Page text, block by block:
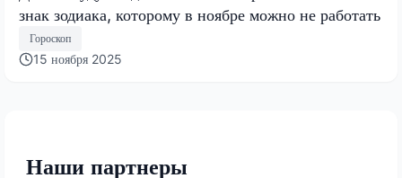
знак зодиака, которому в ноябре можно не работать
Гороскоп
15 ноября 2025
Наши партнеры